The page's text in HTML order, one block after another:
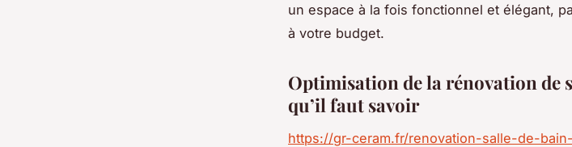
un espace à la fois fonctionnel et élégant,
à votre budget.
Optimisation de la rénovation de
qu’il faut savoir
https://gr-ceram.fr/renovation-salle-de-